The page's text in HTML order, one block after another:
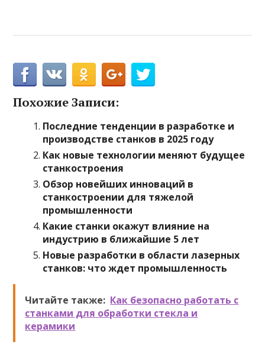
Похожие Записи:
Последние тенденции в разработке и
производстве станков в 2025 году
Как новые технологии меняют будущее
станкостроения
Обзор новейших инноваций в
станкостроении для тяжелой
промышленности
Какие станки окажут влияние на
индустрию в ближайшие 5 лет
Новые разработки в области лазерных
станков: что ждет промышленность
Читайте также: Как безопасно работать с
станками для обработки стекла и
керамики